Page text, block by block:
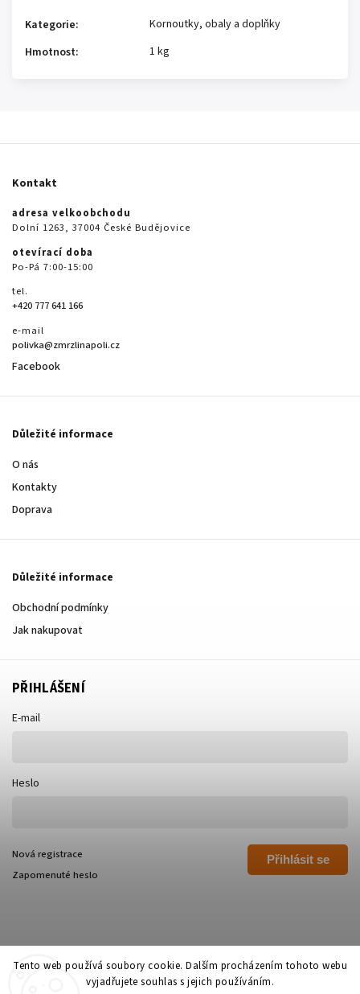
Tento web používá soubory cookie. Dalším procházením tohoto webu
vyjadřujete souhlas s jejich používáním.
Kategorie:
Kornoutky, obaly a doplňky
Hmotnost: 1 kg
Kontakt
adresa velkoobchodu
Dolní 1263, 37004 České Budějovice
otevírací doba
Po-Pá 7:00-15:00
tel.
+420 777 641 166
e-mail
polivka@zmrzlinapoli.cz
Facebook
Důležité informace
O nás
Kontakty
Doprava
Důležité informace
Obchodní podmínky
Jak nakupovat
PŘIHLÁŠENÍ
E-mail
Heslo
Přihlásit se
Nová registrace
Zapomenuté heslo